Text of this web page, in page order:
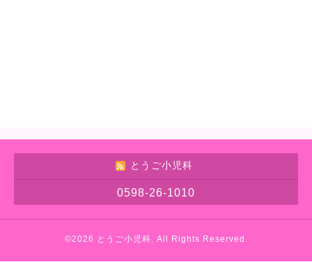
とうご小児科
0598-26-1010
©2026 とうご小児科 . All Rights Reserved.